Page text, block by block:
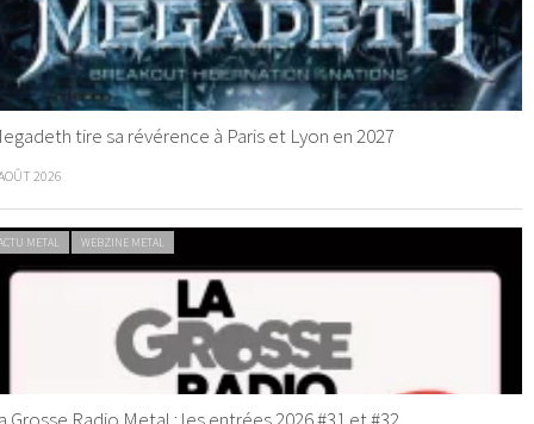
tire sa révérence à Paris et Lyon en 2027
2026
METAL WEBZINE METAL